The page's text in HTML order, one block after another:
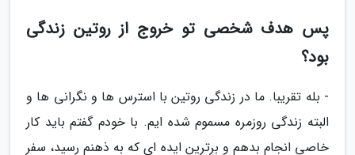
پس هدف شخصی تو خروج از روتین زندگی
بود؟
- بله تقریبا. ما در زندگی روتین با استرس ها و نگرانی ها و
البته زندگی روزمره مسموم شده ایم. با خودم گفتم باید کار
خاصی انجام بدهم و برترین ایده ای که به ذهنم رسید، سفر